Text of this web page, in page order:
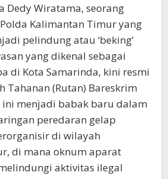
Dedy Wiratama, seorang
Kalimantan Timur yang
pelindung atau ‘beking’
yang dikenal sebagai
di Kota Samarinda, kini resmi
Tahanan (Rutan) Bareskrim
ini menjadi babak baru dalam
peredaran gelap
di wilayah
di mana oknum aparat
aktivitas ilegal